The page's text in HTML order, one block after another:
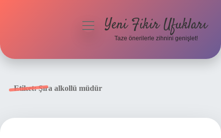
menüyüYeni Fikir Ufukları
Taze önerilerle zihnini genişlet!
Etiket:Şıra alkollü müdür